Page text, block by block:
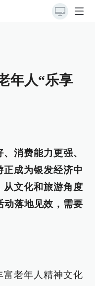
年人“乐享
消费能力更强、
正成为银发经济中
从文化和旅游角度
动落地见效，需要
富老年人精神文化